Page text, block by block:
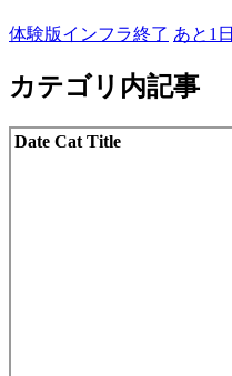
体験版インフラ終了 あと1日
カテゴリ内記事